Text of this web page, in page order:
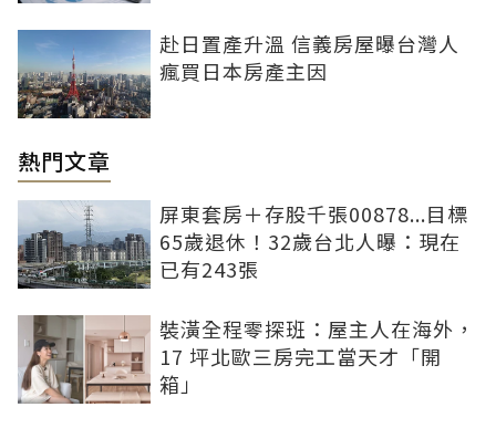
赴日置產升溫 信義房屋曝台灣人
瘋買日本房產主因
熱門文章
屏東套房＋存股千張00878...目標
65歲退休！32歲台北人曝：現在
已有243張
裝潢全程零探班：屋主人在海外，
17 坪北歐三房完工當天才「開
箱」